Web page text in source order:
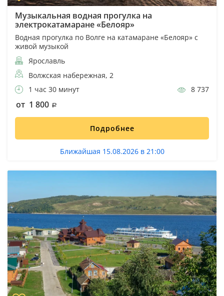
Музыкальная водная прогулка на
электрокатамаране «Белояр»
Водная прогулка по Волге на катамаране «Белояр» с
живой музыкой
Ярославль
Волжская набережная, 2
1 час 30 минут
8 737
от 1 800
Подробнее
Ближайшая 15.08.2026 в 21:00